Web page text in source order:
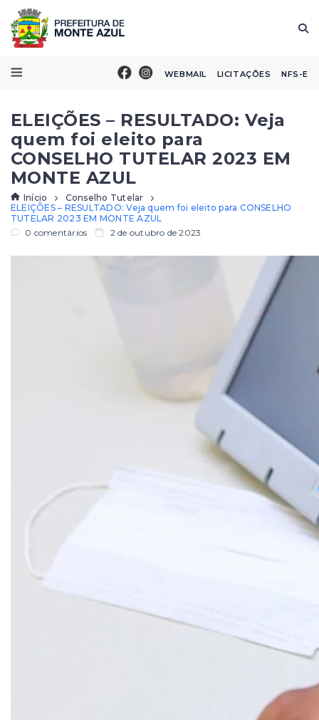
WEBMAIL LICITAÇÕES NFS-E
ELEIÇÕES – RESULTADO: Veja
quem foi eleito para
CONSELHO TUTELAR 2023 EM
MONTE AZUL
Início
Conselho Tutelar
ELEIÇÕES – RESULTADO: Veja quem foi eleito para CONSELHO
TUTELAR 2023 EM MONTE AZUL
0 comentários
2 de outubro de 2023